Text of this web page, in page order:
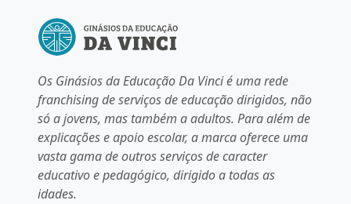
Os Ginásios da Educação Da Vinci é uma rede
franchising de serviços de educação dirigidos, não
só a jovens, mas também a adultos. Para além de
explicações e apoio escolar, a marca oferece uma
vasta gama de outros serviços de caracter
educativo e pedagógico, dirigido a todas as
idades.